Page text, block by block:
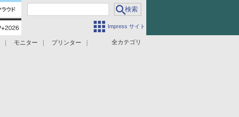
Impress サイト
全カテゴリ
モニター
プリンター